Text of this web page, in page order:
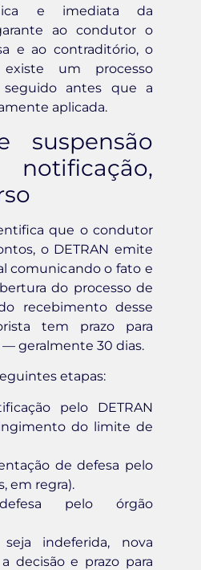
e imediata da
ao condutor o
e ao contraditório, o
um processo
antes que a
aplicada.
suspensão
que o condutor
o DETRAN emite
comunicando o fato e
do processo de
recebimento desse
tem prazo para
— geralmente 30 dias.
etapas:
pelo DETRAN
do limite de
de defesa pelo
em regra).
pelo órgão
indeferida, nova
decisão e prazo para